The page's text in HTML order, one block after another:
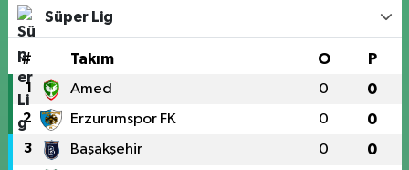
Süper Lig
# Takım O P
1 Amed 0 0
2 Erzurumspor FK 0 0
3 Başakşehir 0 0